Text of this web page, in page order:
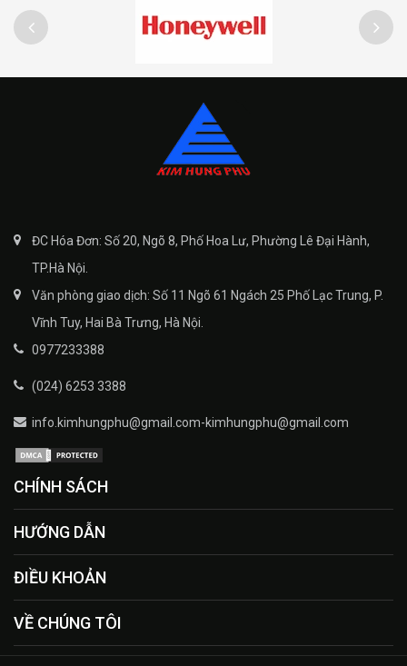
ĐC Hóa Đơn: Số 20, Ngõ 8, Phố Hoa Lư, Phường Lê Đại Hành,
TP.Hà Nội.
Văn phòng giao dịch: Số 11 Ngõ 61 Ngách 25 Phố Lạc Trung, P.
Vĩnh Tuy, Hai Bà Trưng, Hà Nội.
0977233388
(024) 6253 3388
info.kimhungphu@gmail.com-kimhungphu@gmail.com
CHÍNH SÁCH
HƯỚNG DẪN
ĐIỀU KHOẢN
VỀ CHÚNG TÔI